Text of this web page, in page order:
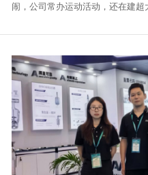
闹，公司常办运动活动，还在建超